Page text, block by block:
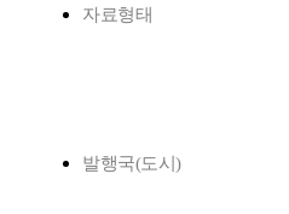
자료형태
발행국(도시)